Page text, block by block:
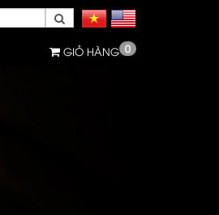
GIỎ HÀNG 0